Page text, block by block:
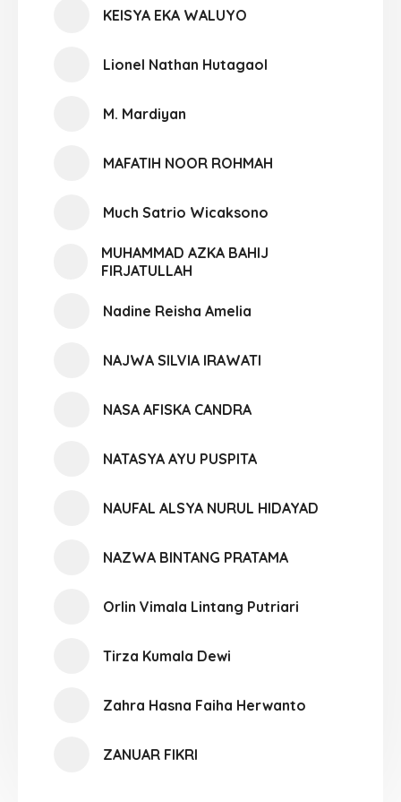
KEISYA EKA WALUYO
Lionel Nathan Hutagaol
M. Mardiyan
MAFATIH NOOR ROHMAH
Much Satrio Wicaksono
MUHAMMAD AZKA BAHIJ
FIRJATULLAH
Nadine Reisha Amelia
NAJWA SILVIA IRAWATI
NASA AFISKA CANDRA
NATASYA AYU PUSPITA
NAUFAL ALSYA NURUL HIDAYAD
NAZWA BINTANG PRATAMA
Orlin Vimala Lintang Putriari
Tirza Kumala Dewi
Zahra Hasna Faiha Herwanto
ZANUAR FIKRI